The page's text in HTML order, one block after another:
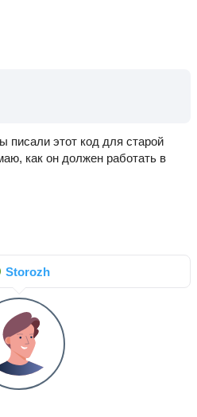
писали этот код для старой
как он должен работать в
Storozh